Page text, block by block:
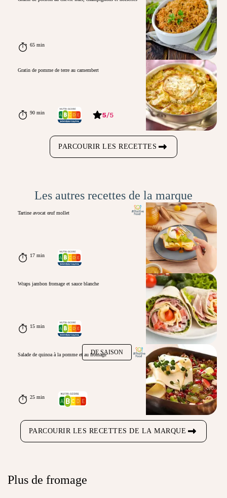
65 min
Gratin de pomme de terre au camembert
90 min 5/5
PARCOURIR LES RECETTES
Les autres recettes de la marque
Tartine avocat œuf mollet
17 min
Wraps jambon fromage et sauce blanche
15 min
DE SAISON
Salade de quinoa à la pomme et au fromage
25 min
PARCOURIR LES RECETTES DE LA MARQUE
Plus de fromage